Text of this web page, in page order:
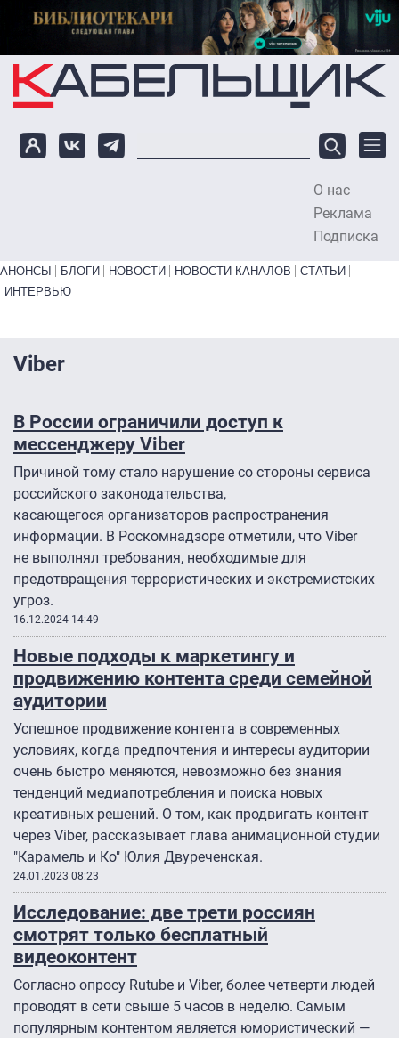
Перейти к основному содержанию
О нас
Реклама
Подписка
Primary links bottom
АНОНСЫ БЛОГИ НОВОСТИ НОВОСТИ КАНАЛОВ
СТАТЬИ
ИНТЕРВЬЮ
Viber
В России ограничили доступ к
мессенджеру Viber
Причиной тому стало нарушение со стороны сервиса
российского законодательства,
касающегося организаторов распространения
информации. В Роскомнадзоре отметили, что Viber
не выполнял требования, необходимые для
предотвращения террористических и экстремистских
угроз.
16.12.2024 14:49
Новые подходы к маркетингу и
продвижению контента среди семейной
аудитории
Успешное продвижение контента в современных
условиях, когда предпочтения и интересы аудитории
очень быстро меняются, невозможно без знания
тенденций медиапотребления и поиска новых
креативных решений. О том, как продвигать контент
через Viber, рассказывает глава анимационной студии
"Карамель и Ко" Юлия Двуреченская.
24.01.2023 08:23
Исследование: две трети россиян
смотрят только бесплатный
видеоконтент
Согласно опросу Rutube и Viber, более четверти людей
проводят в сети свыше 5 часов в неделю. Самым
популярным контентом является юмористический —